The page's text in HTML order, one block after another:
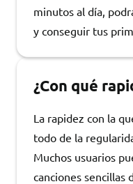
minutos al día,
y conseguir tus
¿Con qué
La rapidez con la
todo de la
Muchos usuarios
canciones sencillas